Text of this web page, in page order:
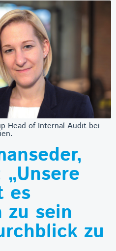
Head of Internal Audit bei
es
zu sein
zu